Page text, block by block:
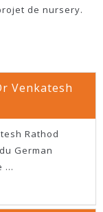
de nursery.
Venkatesh
Rathod
German
...